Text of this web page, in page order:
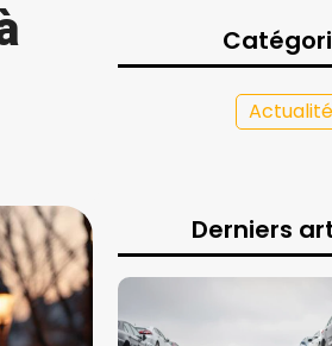
Actualité
Derniers